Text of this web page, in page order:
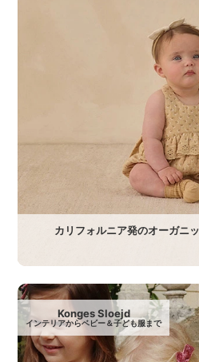
カリフォルニア発のオーガニ
Konges Sloejd
インテリアからベビー＆子ども服まで